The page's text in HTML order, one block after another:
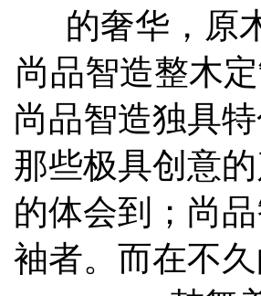
的奢华，原
尚品智造整木定
尚品智造独具
那些极具创意
的体会到；尚
袖者。而在不